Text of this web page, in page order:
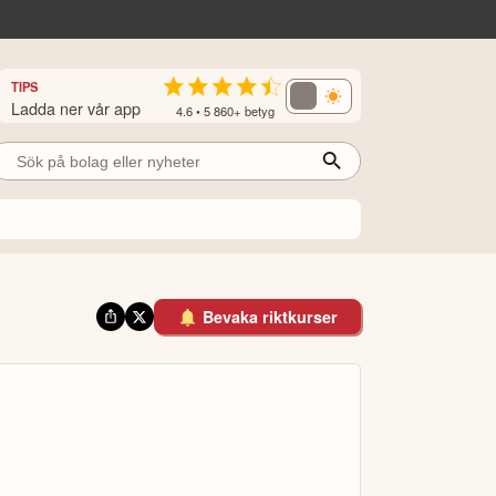
TIPS
Ladda ner vår app 4.6 • 5 860+ betyg
Bevaka riktkurser